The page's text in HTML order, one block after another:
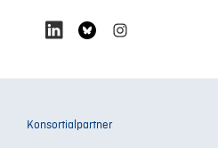
Konsortialpartner